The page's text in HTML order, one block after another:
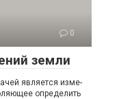
0
земли
является изме­
определить